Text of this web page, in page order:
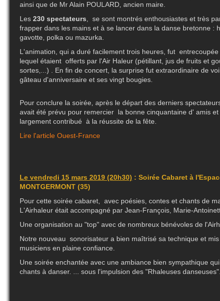
ainsi que de Mr Alain POULARD, ancien maire.
Les 230 spectateurs, se sont montrés enthousiastes et très
frapper dans les mains et à se lancer dans la danse bretonne :
gavotte, polka ou mazurka.
L'animation, qui a duré facilement trois heures, fut
lequel étaient offerts par l'Air Haleur (pétillant, jus de fruits et
sortes,...) . En fin de concert, la surprise fut extraordinaire de
gâteau d'anniversaire et ses vingt bougies.
Pour conclure la soirée, après le départ des derniers
avait été prévu pour remercier la bonne cinquantaine d' amis
largement contribué à la réussite de la fête.
Lire l'article Ouest-France
Le vendredi 15 mars 2019 (20h30) : Soirée Cabaret à
MONTGERMONT (35)
Pour cette soirée cabaret, avec poésies, contes et chants de
L'Airhaleur était accompagné par Jean-François, Marie-
Une organisation au "top" avec de nombreux bénévoles de
Notre nouveau sonorisateur a bien maîtrisé sa technique et
musiciens en plaine confiance.
Une soirée enchantée avec une ambiance bien sympathique
chants à danser. ... sous l'impulsion des "Rhaleuses